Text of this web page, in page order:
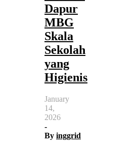
Dapur
MBG
Skala
Sekolah
yang
Higienis
January
14,
2026
-
By inggrid